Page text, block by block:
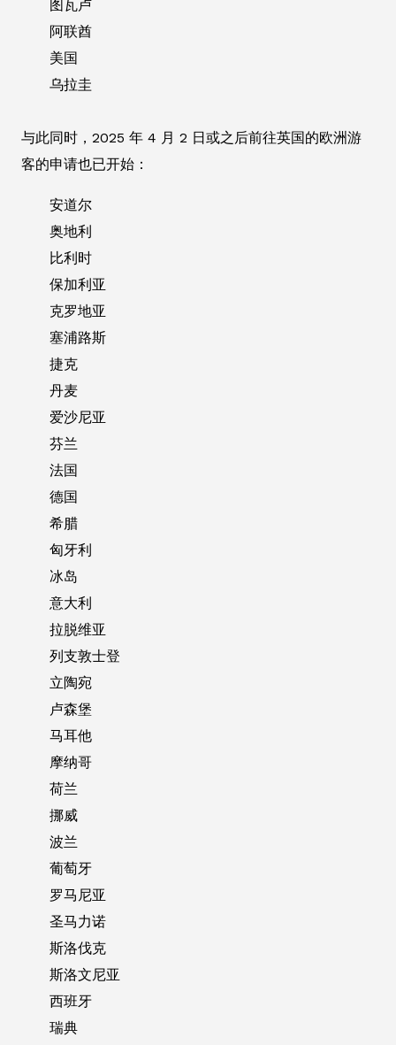
图瓦卢
阿联酋
美国
乌拉圭
与此同时，2025 年 4 月 2 日或之后前往英国的欧洲游
客的申请也已开始：
安道尔
奥地利
比利时
保加利亚
克罗地亚
塞浦路斯
捷克
丹麦
爱沙尼亚
芬兰
法国
德国
希腊
匈牙利
冰岛
意大利
拉脱维亚
列支敦士登
立陶宛
卢森堡
马耳他
摩纳哥
荷兰
挪威
波兰
葡萄牙
罗马尼亚
圣马力诺
斯洛伐克
斯洛文尼亚
西班牙
瑞典